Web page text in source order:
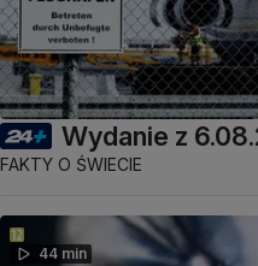
Wydanie z
FAKTY O ŚWIECIE
44 min